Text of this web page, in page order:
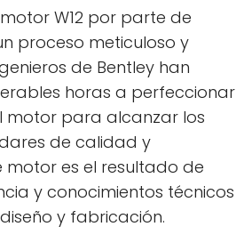
W12 por parte de
proceso meticuloso y
de Bentley han
horas a perfeccionar
para alcanzar los
de calidad y
motor es el resultado de
y conocimientos técnicos
y fabricación.